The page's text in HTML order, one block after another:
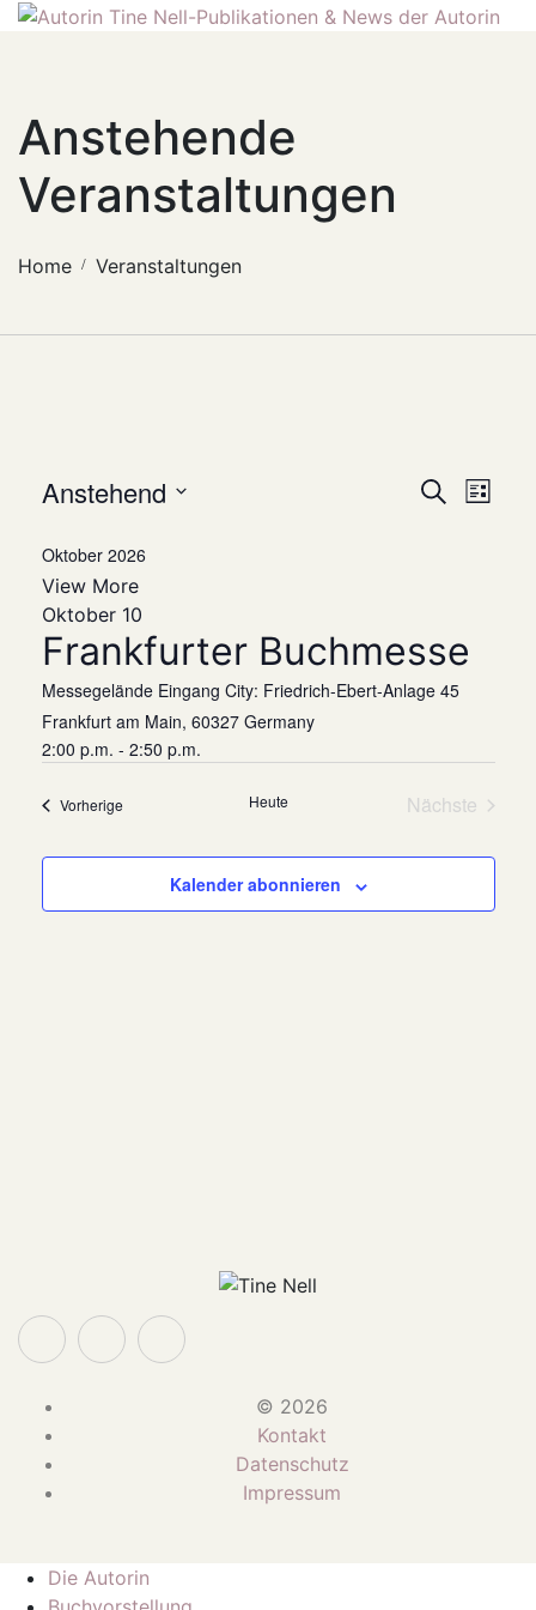
Anstehende
Veranstaltungen
Home Veranstaltungen
SucheListe
Anstehend
wählen.
Oktober 2026
View More
Oktober 10
Frankfurter Buchmesse
Messegelände Eingang City: Friedrich-Ebert-Anlage 45
Frankfurt am Main, 60327 Germany
2:00 p.m. - 2:50 p.m.
VorherigeVeranstaltungen Heute
Nächste
Kalender abonnieren
© 2026
Kontakt
Datenschutz
Impressum
Die Autorin